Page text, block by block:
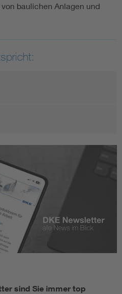
baulichen Anlagen und
sind Sie immer top